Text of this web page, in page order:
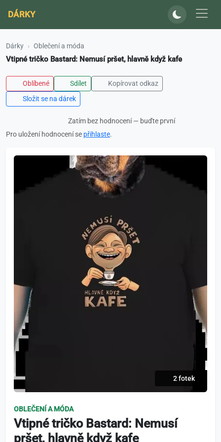
DÁRKY
Dárky Oblečení a móda
Vtipné tričko Bastard: Nemusí pršet, hlavně když kafe
Oblíbené Sdílet
Kopírovat odkaz
Složit se na dárek
Zatím bez hodnocení — buďte první
Pro uložení hodnocení se přihlaste.
2 fotek
OBLEČENÍ A MÓDA
Vtipné tričko Bastard: Nemusí
pršet, hlavně když kafe